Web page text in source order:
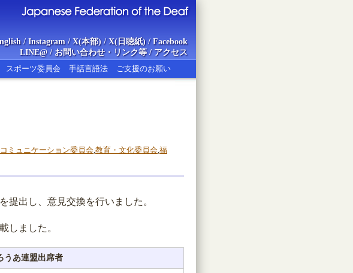
/ Instagram/ X(本部)/ X(日聴紙)/ Facebook
LINE@/ お問い合わせ・リンク等/ アクセス
スポーツ委員会 手話言語法 ご支援のお願い
ミュニケーション委員会,教育・文化委員会,福
提出し、意見交換を行いました。
しました。
うあ連盟出席者